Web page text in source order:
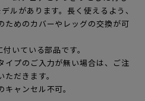
ルがあります。長く使えるよう、
ためのカバーやレッグの交換が可
いている部品です。
プのご入力が無い場合は、ご注
だきます。
ャンセル不可。